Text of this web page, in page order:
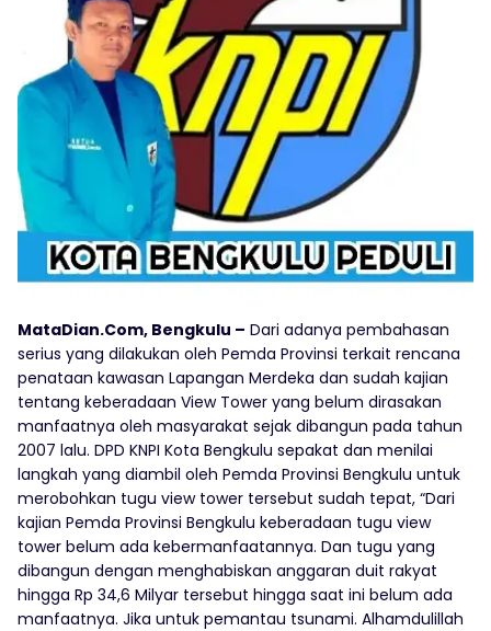
MataDian.Com, Bengkulu – Dari adanya pembahasan
serius yang dilakukan oleh Pemda Provinsi terkait rencana
penataan kawasan Lapangan Merdeka dan sudah kajian
tentang keberadaan View Tower yang belum dirasakan
manfaatnya oleh masyarakat sejak dibangun pada tahun
2007 lalu. DPD KNPI Kota Bengkulu sepakat dan menilai
langkah yang diambil oleh Pemda Provinsi Bengkulu untuk
merobohkan tugu view tower tersebut sudah tepat, “Dari
kajian Pemda Provinsi Bengkulu keberadaan tugu view
tower belum ada kebermanfaatannya. Dan tugu yang
dibangun dengan menghabiskan anggaran duit rakyat
hingga Rp 34,6 Milyar tersebut hingga saat ini belum ada
manfaatnya. Jika untuk pemantau tsunami. Alhamdulillah